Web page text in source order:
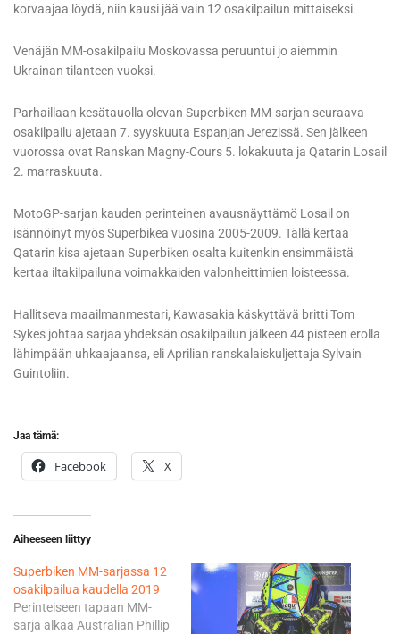
korvaajaa löydä, niin kausi jää vain 12 osakilpailun mittaiseksi.
Venäjän MM-osakilpailu Moskovassa peruuntui jo aiemmin
Ukrainan tilanteen vuoksi.
Parhaillaan kesätauolla olevan Superbiken MM-sarjan seuraava
osakilpailu ajetaan 7. syyskuuta Espanjan Jerezissä. Sen jälkeen
vuorossa ovat Ranskan Magny-Cours 5. lokakuuta ja Qatarin Losail
2. marraskuuta.
MotoGP-sarjan kauden perinteinen avausnäyttämö Losail on
isännöinyt myös Superbikea vuosina 2005-2009. Tällä kertaa
Qatarin kisa ajetaan Superbiken osalta kuitenkin ensimmäistä
kertaa iltakilpailuna voimakkaiden valonheittimien loisteessa.
Hallitseva maailmanmestari, Kawasakia käskyttävä britti Tom
Sykes johtaa sarjaa yhdeksän osakilpailun jälkeen 44 pisteen erolla
lähimpään uhkaajaansa, eli Aprilian ranskalaiskuljettaja Sylvain
Guintoliin.
Jaa tämä:
Facebook X
Aiheeseen liittyy
Superbiken MM-sarjassa 12
osakilpailua kaudella 2019
Perinteiseen tapaan MM-
sarja alkaa Australian Phillip